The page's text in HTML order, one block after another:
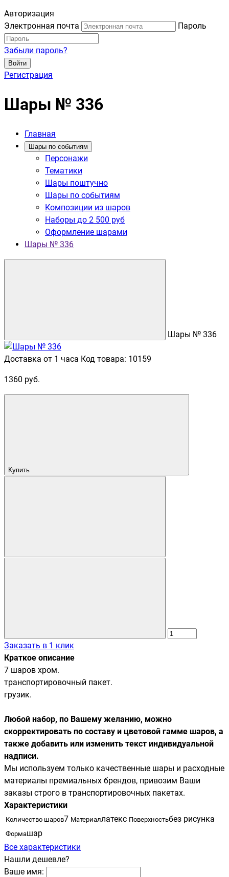
Авторизация
Электронная почта
Пароль
Забыли пароль?
Войти
Регистрация
Шары № 336
Главная
Шары по событиям
Персонажи
Тематики
Шары поштучно
Шары по событиям
Композиции из шаров
Наборы до 2 500 руб
Оформление шарами
Шары № 336
Шары № 336
Доставка от 1 часа Код товара: 10159
1360 руб.
Купить
Заказать в 1 клик
Краткое описание
7 шаров хром.
транспортировочный пакет.
грузик.
Любой набор, по Вашему желанию, можно
скорректировать по составу и цветовой гамме шаров, а
также добавить или изменить текст индивидуальной
надписи.
Мы используем только качественные шары и расходные
материалы премиальных брендов, привозим Ваши
заказы строго в транспортировочных пакетах.
Характеристики
Количество шаров7 Материаллатекс Поверхностьбез рисунка
Формашар
Все характеристики
Нашли дешевле?
Ваше имя: